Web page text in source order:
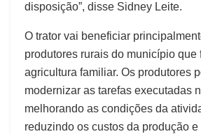
disposição”, disse Sidney Leite.
O trator vai beneficiar
produtores rurais do município que
agricultura familiar. Os produtores
modernizar as tarefas executadas
melhorando as condições da
reduzindo os custos da produção